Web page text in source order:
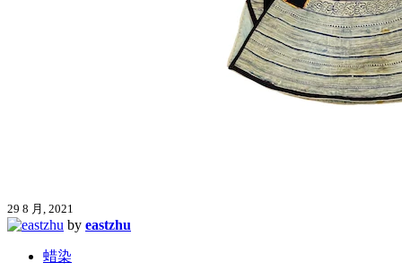
29 8 月, 2021
by eastzhu
蜡染